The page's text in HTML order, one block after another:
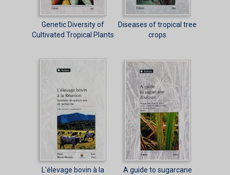
Genetic Diversity of
Cultivated Tropical Plants
Diseases of tropical tree
crops
L'élevage bovin à la
A guide to sugarcane